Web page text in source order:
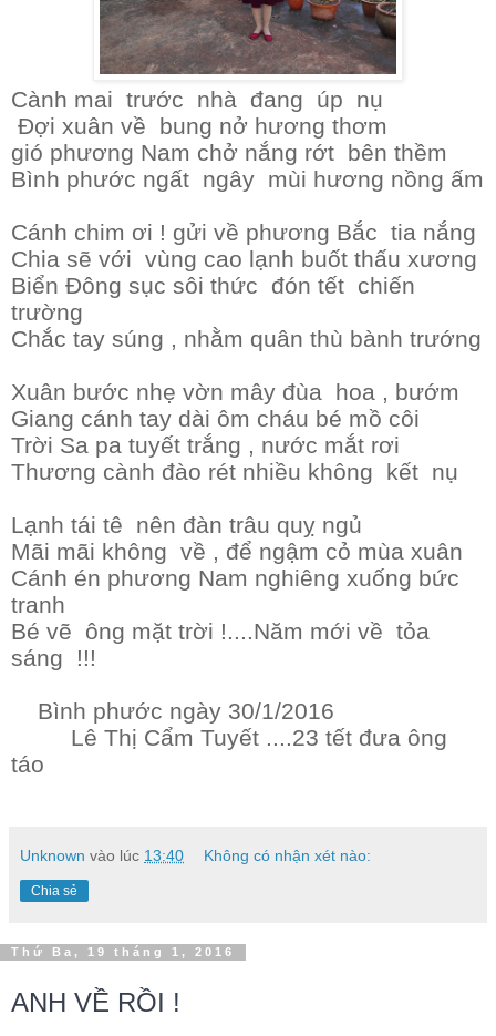
Cành mai trước nhà đang úp nụ
Đợi xuân về bung nở hương thơm
gió phương Nam chở nắng rớt bên thềm
Bình phước ngất ngây mùi hương nồng ấm
Cánh chim ơi ! gửi về phương Bắc tia nắng
Chia sẽ với vùng cao lạnh buốt thấu xương
Biển Đông sục sôi thức đón tết chiến
trường
Chắc tay súng , nhằm quân thù bành trướng
Xuân bước nhẹ vờn mây đùa hoa , bướm
Giang cánh tay dài ôm cháu bé mồ côi
Trời Sa pa tuyết trắng , nước mắt rơi
Thương cành đào rét nhiều không kết nụ
Lạnh tái tê nên đàn trâu quỵ ngủ
Mãi mãi không về , để ngậm cỏ mùa xuân
Cánh én phương Nam nghiêng xuống bức
tranh
Bé vẽ ông mặt trời !....Năm mới về tỏa
sáng !!!
Bình phước ngày 30/1/2016
Lê Thị Cẩm Tuyết ....23 tết đưa ông
táo
Unknown vào lúc 13:40 Không có nhận xét nào:
Chia sẻ
Thứ Ba, 19 tháng 1, 2016
ANH VỀ RỒI !